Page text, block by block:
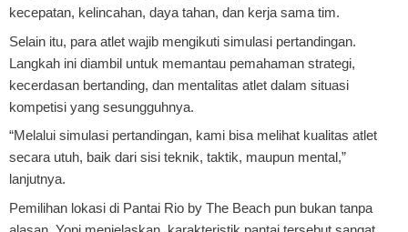
kecepatan, kelincahan, daya tahan, dan kerja sama tim.
Selain itu, para atlet wajib mengikuti simulasi pertandingan.
Langkah ini diambil untuk memantau pemahaman strategi,
kecerdasan bertanding, dan mentalitas atlet dalam situasi
kompetisi yang sesungguhnya.
“Melalui simulasi pertandingan, kami bisa melihat kualitas atlet
secara utuh, baik dari sisi teknik, taktik, maupun mental,”
lanjutnya.
Pemilihan lokasi di Pantai Rio by The Beach pun bukan tanpa